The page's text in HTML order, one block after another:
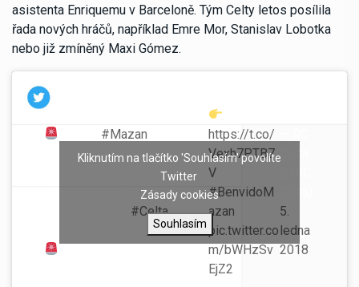
asistenta Enriquemu v Barceloně. Tým Celty letos posílila
řada nových hráčů, například Emre Mor, Stanislav Lobotka
nebo již zmíněný Maxi Gómez.
#Mazan
zurdo internacional con
Eslovaquia, refuerzo de
presente y futuro para la
#Celta.
Vestirá la celeste hasta
https://t.co/
Vexh7PTB7
V
#BenvidoM
azan
pic.twitter.co
m/bWHzSv
EjZ2
Celta
5.
ledna
2018
Kliknutím na tlačítko 'Souhlasím' povolíte
Twitter
Zásady cookies
Souhlasím